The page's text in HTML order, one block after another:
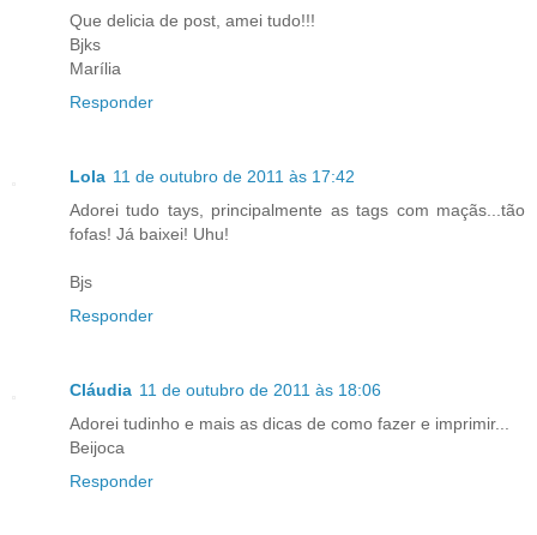
Que delicia de post, amei tudo!!!
Bjks
Marília
Responder
Lola 11 de outubro de 2011 às 17:42
Adorei tudo tays, principalmente as tags com maçãs...tão
fofas! Já baixei! Uhu!
Bjs
Responder
Cláudia 11 de outubro de 2011 às 18:06
Adorei tudinho e mais as dicas de como fazer e imprimir...
Beijoca
Responder